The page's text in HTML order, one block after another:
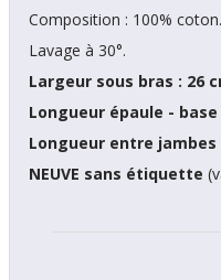
Composition : 100% coton.
Lavage à 30°.
Largeur sous bras : 26
Longueur épaule - base
Longueur entre jambes
NEUVE sans étiquette